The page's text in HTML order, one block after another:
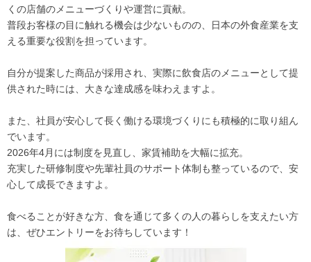
くの店舗のメニューづくりや運営に貢献。
普段お客様の目に触れる機会は少ないものの、日本の外食産業を支
える重要な役割を担っています。
自分が提案した商品が採用され、実際に飲食店のメニューとして提
供された時には、大きな達成感を味わえますよ。
また、社員が安心して長く働ける環境づくりにも積極的に取り組ん
でいます。
2026年4月には制度を見直し、家賃補助を大幅に拡充。
充実した研修制度や先輩社員のサポート体制も整っているので、安
心して成長できますよ。
食べることが好きな方、食を通じて多くの人の暮らしを支えたい方
は、ぜひエントリーをお待ちしています！